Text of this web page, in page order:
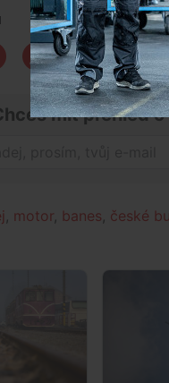
mít přehled
motor banes české